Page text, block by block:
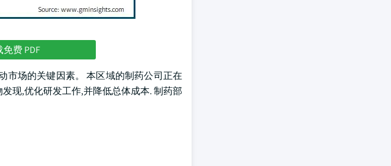
费 PDF
市场的关键因素。 本区域的制药公司正在
现,优化研发工作,并降低总体成本. 制药部